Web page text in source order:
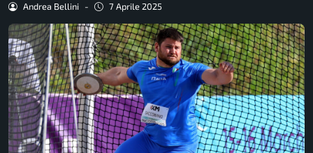
Andrea Bellini - 7 Aprile 2025